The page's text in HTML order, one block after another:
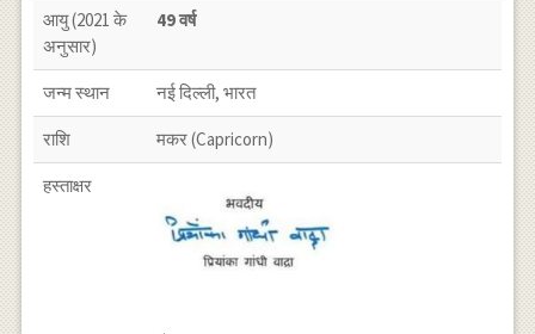
आयु (2021 के
अनुसार)
49 वर्ष
जन्म स्थान नई दिल्ली, भारत
राशि मकर (Capricorn)
हस्ताक्षर